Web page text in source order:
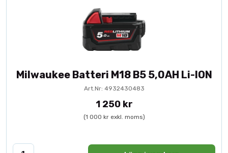
Milwaukee Batteri M18 B5 5,0AH Li-ION
Art.Nr: 4932430483
1 250 kr
(1 000 kr exkl. moms)